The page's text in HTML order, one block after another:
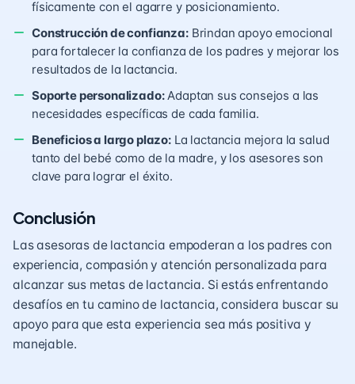
físicamente con el agarre y posicionamiento.
Construcción de confianza:Brindan apoyo emocional
para fortalecer la confianza de los padres y mejorar los
resultados de la lactancia.
Soporte personalizado:Adaptan sus consejos a las
necesidades específicas de cada familia.
Beneficios a largo plazo: La lactancia mejora la salud
tanto del bebé como de la madre, y los asesores son
clave para lograr el éxito.
Conclusión
Las asesoras de lactancia empoderan a los padres con
experiencia, compasión y atención personalizada para
alcanzar sus metas de lactancia. Si estás enfrentando
desafíos en tu camino de lactancia, considera buscar su
apoyo para que esta experiencia sea más positiva y
manejable.